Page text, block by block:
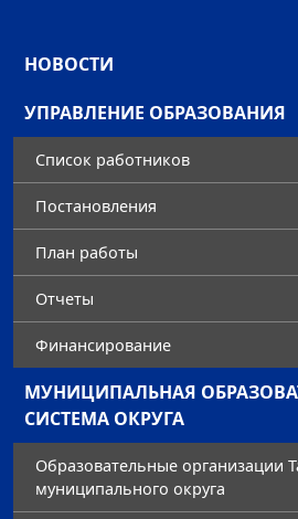
НОВОСТИ
УПРАВЛЕНИЕ ОБРАЗОВАНИЯ
Список работников
Постановления
План работы
Отчеты
Финансирование
МУНИЦИПАЛЬНАЯ
СИСТЕМА ОКРУГА
Образовательные организации
муниципального округа